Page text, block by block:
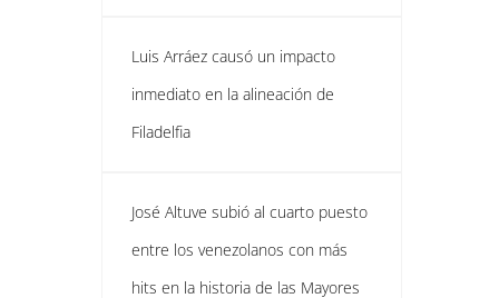
Luis Arráez causó un impacto
inmediato en la alineación de
Filadelfia
José Altuve subió al cuarto puesto
entre los venezolanos con más
hits en la historia de las Mayores